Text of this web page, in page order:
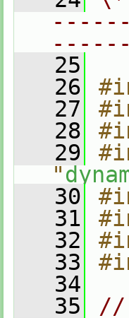
   25
   26
   27
   28
   29
"
   30
   31
   32
   33
   34
   35
//